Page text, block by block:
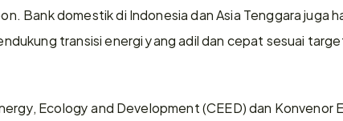
Bank domestik di Indonesia dan Asia Tenggara juga
transisi energi yang adil dan cepat sesuai
Ecology and Development (CEED) dan